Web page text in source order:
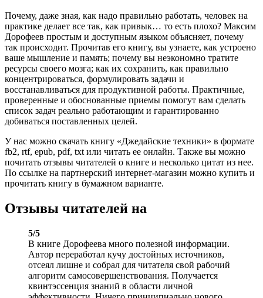
Почему, даже зная, как надо правильно работать, человек на
практике делает все так, как привык… то есть плохо? Максим
Дорофеев простым и доступным языком объясняет, почему
так происходит. Прочитав его книгу, вы узнаете, как устроено
ваше мышление и память; почему вы неэкономно тратите
ресурсы своего мозга; как их сохранить, как правильно
концентрироваться, формулировать задачи и
восстанавливаться для продуктивной работы. Практичные,
проверенные и обоснованные приемы помогут вам сделать
список задач реально работающим и гарантированно
добиваться поставленных целей.
У нас можно скачать книгу «Джедайские техники» в формате
fb2, rtf, epub, pdf, txt или читать ее онлайн. Также вы можно
почитать отзывы читателей о книге и несколько цитат из нее.
По ссылке на партнерский интернет-магазин можно купить и
прочитать книгу в бумажном варианте.
Отзывы читателей на
5/5
В книге Дорофеева много полезной информации.
Автор переработал кучу достойных источников,
отсеял лишне и собрал для читателя свой рабочий
алгоритм самосовершенствования. Получается
квинтэссенция знаний в области личной